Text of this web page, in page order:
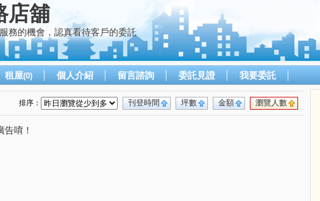
店舖
務的機會，認真看待客戶的委託
租屋(0) 個人介紹 留言諮詢 委託見證 我要委託
瀏覽人數
金額
坪數
刊登時間
排序：
唷！